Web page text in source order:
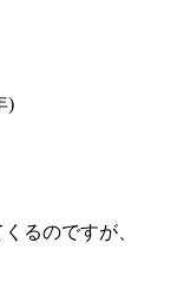
)
るのですが、